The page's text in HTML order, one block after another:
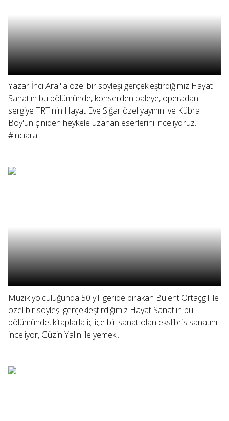
Yazar İnci Aral'la özel bir söyleşi gerçekleştirdiğimiz Hayat
Sanat'ın bu bölümünde, konserden baleye, operadan
sergiye TRT'nin Hayat Eve Sığar özel yayınını ve Kübra
Boy'un çiniden heykele uzanan eserlerini inceliyoruz.
#inciaral...
Müzik yolculuğunda 50 yılı geride bırakan Bülent Ortaçgil ile
özel bir söyleşi gerçekleştirdiğimiz Hayat Sanat'ın bu
bölümünde, kitaplarla iç içe bir sanat olan ekslibris sanatını
inceliyor, Güzin Yalın ile yemek...